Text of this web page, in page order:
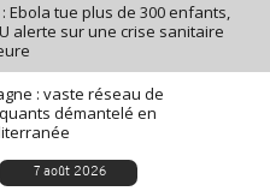
: Ebola tue plus de 300 enfants,
alerte sur une crise sanitaire
: vaste réseau de
démantelé en
7 août 2026